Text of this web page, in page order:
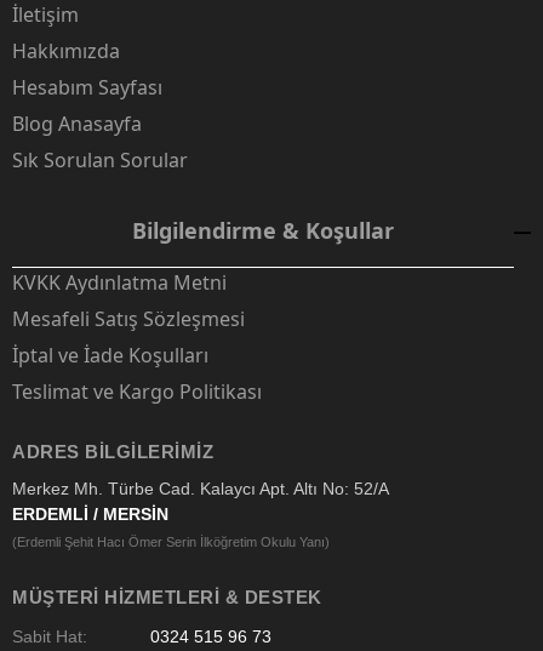
İletişim
Hakkımızda
Hesabım Sayfası
Blog Anasayfa
Sık Sorulan Sorular
Bilgilendirme & Koşullar
KVKK Aydınlatma Metni
Mesafeli Satış Sözleşmesi
İptal ve İade Koşulları
Teslimat ve Kargo Politikası
ADRES BILGILERIMIZ
Merkez Mh. Türbe Cad. Kalaycı Apt. Altı No: 52/A
ERDEMLİ / MERSİN
(Erdemli Şehit Hacı Ömer Serin İlköğretim Okulu Yanı)
MÜŞTERI HIZMETLERI & DESTEK
Sabit Hat: 0324 515 96 73